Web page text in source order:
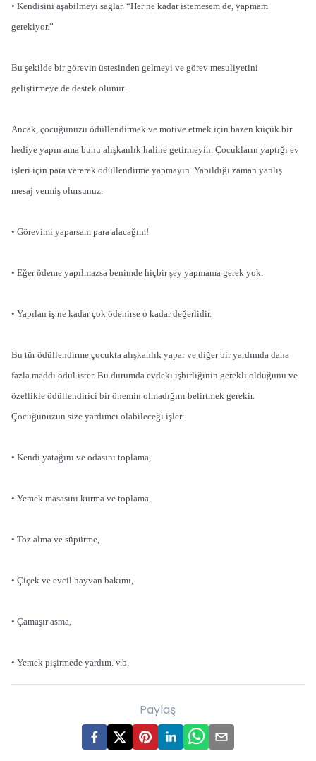
• Kendisini aşabilmeyi sağlar. “Her ne kadar istemesem de, yapmam
gerekiyor.”
Bu şekilde bir görevin üstesinden gelmeyi ve görev mesuliyetini
geliştirmeye de destek olunur.
Ancak, çocuğunuzu ödüllendirmek ve motive etmek için bazen küçük bir
hediye yapın ama bunu alışkanlık haline getirmeyin. Çocukların yaptığı ev
işleri için para vererek ödüllendirme yapmayın. Yapıldığı zaman yanlış
mesaj vermiş olursunuz.
• Görevimi yaparsam para alacağım!
• Eğer ödeme yapılmazsa benimde hiçbir şey yapmama gerek yok.
• Yapılan iş ne kadar çok ödenirse o kadar değerlidir.
Bu tür ödüllendirme çocukta alışkanlık yapar ve diğer bir yardımda daha
fazla maddi ödül ister. Bu durumda evdeki işbirliğinin gerekli olduğunu ve
özellikle ödüllendirici bir önemin olmadığını belirtmek gerekir.
Çocuğunuzun size yardımcı olabileceği işler:
• Kendi yatağını ve odasını toplama,
• Yemek masasını kurma ve toplama,
• Toz alma ve süpürme,
• Çiçek ve evcil hayvan bakımı,
• Çamaşır asma,
• Yemek pişirmede yardım. v.b.
Paylaş